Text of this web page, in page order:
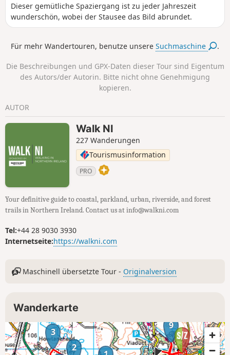
Dieser gemütliche Spaziergang ist zu jeder Jahreszeit
wunderschön, wobei der Stausee das Bild abrundet.
Für mehr Wandertouren, benutze unsereSuchmaschine .
Die Beschreibungen und GPX-Daten dieser Tour sind Eigentum
des Autors/der Autorin. Bitte nicht ohne Genehmigung
kopieren.
AUTOR
Walk NI
227 Wanderungen
Tourismusinformation
PRO
Your definitive guide to coastal, parkland, urban, riverside, and forest
trails in Northern Ireland. Contact us at info@walkni.com
Tel:+44 28 9030 3930
Internetseite:https://walkni.com
Maschinell übersetzte Tour - Originalversion
Wanderkarte
2
3
9